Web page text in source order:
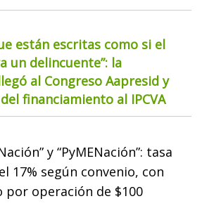
están escritas como si el
un delincuente”: la
al Congreso Aapresid y
financiamiento al IPCVA
y “PyMENación”: tasa
17% según convenio, con
por operación de $100